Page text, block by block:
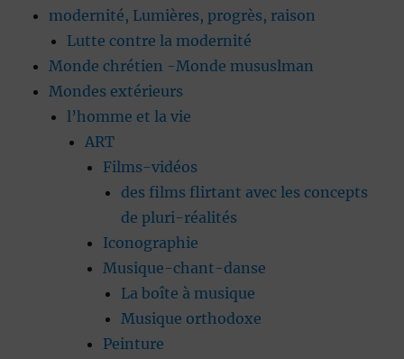
modernité, Lumières, progrès, raison
Lutte contre la modernité
Monde chrétien -Monde mususlman
Mondes extérieurs
l’homme et la vie
ART
Films-vidéos
des films flirtant avec les concepts
de pluri-réalités
Iconographie
Musique-chant-danse
La boîte à musique
Musique orthodoxe
Peinture